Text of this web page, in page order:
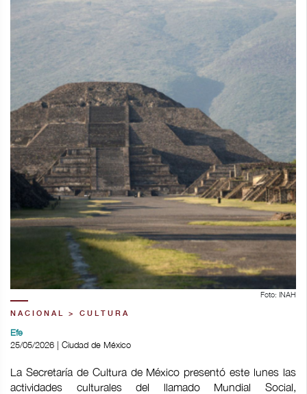
Foto: INAH
NACIONAL > CULTURA
Efe
25/05/2026 | Ciudad de México
La Secretaría de Cultura de México presentó este lunes las
actividades culturales del llamado Mundial Social,